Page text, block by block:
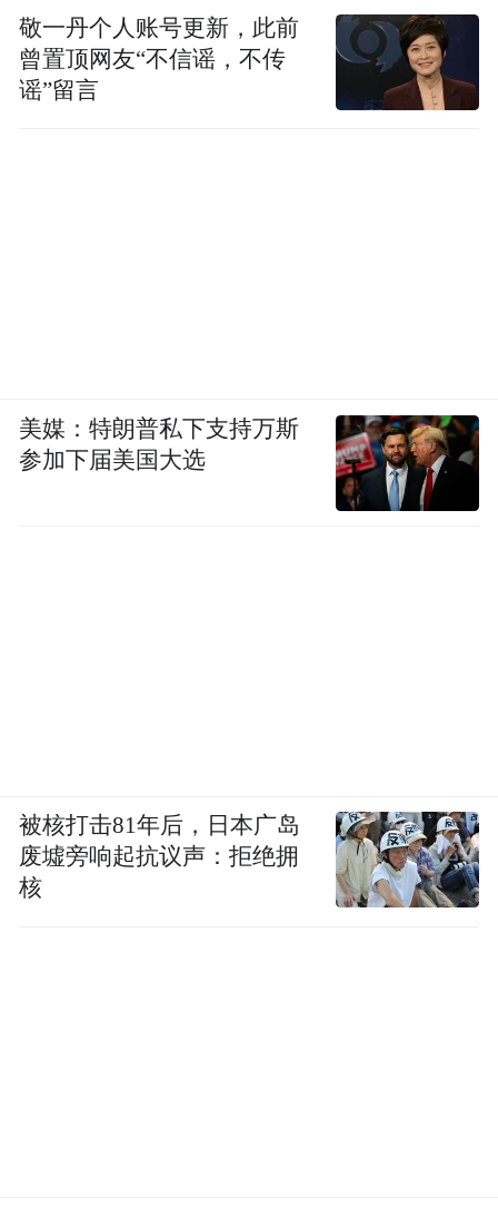
敬一丹个人账号更新，此前
曾置顶网友“不信谣，不传
谣”留言
美媒：特朗普私下支持万斯
参加下届美国大选
被核打击81年后，日本广岛
废墟旁响起抗议声：拒绝拥
核